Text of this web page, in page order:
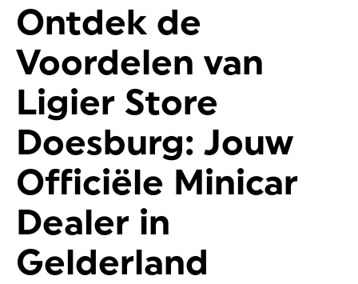
Ontdek de
Voordelen van
Ligier Store
Doesburg: Jouw
Officiële Minicar
Dealer in
Gelderland